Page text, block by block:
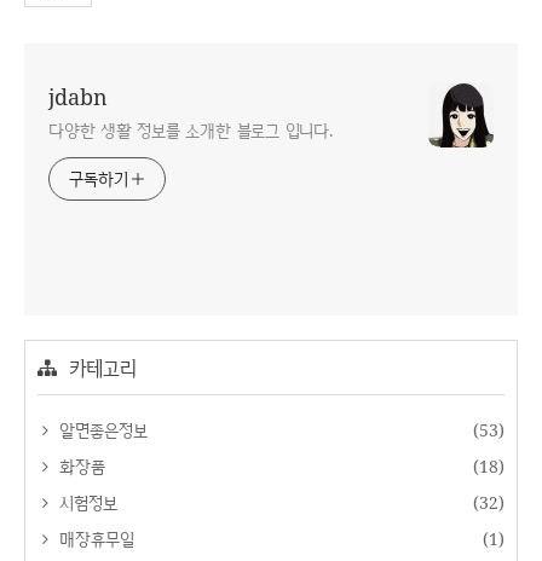
jdabn
다양한 생활 정보를 소개한 블로그 입니다.
구독하기
카테고리
알면좋은정보
(53)
화장품
(18)
시험정보
(32)
매장휴무일
(1)